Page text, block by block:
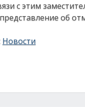
с этим
об
Новости